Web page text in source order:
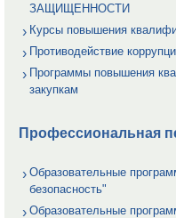
ЗАЩИЩЕННОСТИ
Курсы повышения
Противодействие
Программы повышения
закупкам
Профессиональная
Образовательные
безопасность"
Образовательные